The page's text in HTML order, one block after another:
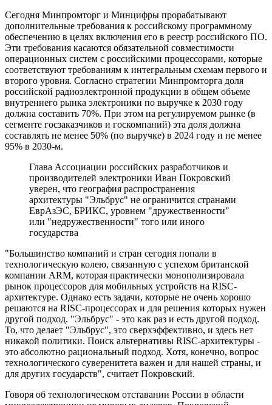
Сегодня Минпромторг и Минцифры прорабатывают
дополнительные требования к российскому программному
обеспечению в целях включения его в реестр российского ПО.
Эти требования касаются обязательной совместимости
операционных систем с российскими процессорами, которые
соответствуют требованиям к интегральным схемам первого и
второго уровня. Согласно стратегии Минпромторга доля
российской радиоэлектронной продукции в общем объеме
внутреннего рынка электроники по выручке к 2030 году
должна составить 70%. При этом на регулируемом рынке (в
сегменте госзаказчиков и госкомпаний) эта доля должна
составлять не менее 50% (по выручке) в 2024 году и не менее
95% в 2030-м.
Глава Ассоциации российских разработчиков и
производителей электроники Иван Покровский
уверен, что география распространения
архитектуры "Эльбрус" не ограничится странами
ЕврАзЭС, БРИКС, уровнем "дружественности"
или "недружественности" того или иного
государства
"Большинство компаний и стран сегодня попали в
технологическую колею, связанную с успехом британской
компании ARM, которая практически монополизировала
рынок процессоров для мобильных устройств на RISC-
архитектуре. Однако есть задачи, которые не очень хорошо
решаются на RISC-процессорах и для решения которых нужен
другой подход. "Эльбрус" - это как раз и есть другой подход.
То, что делает "Эльбрус", это сверхэффективно, и здесь нет
никакой политики. Поиск альтернативы RISC-архитектуры -
это абсолютно рациональный подход. Хотя, конечно, вопрос
технологического суверенитета важен и для нашей страны, и
для других государств", считает Покровский.
Говоря об технологическом отставании России в области